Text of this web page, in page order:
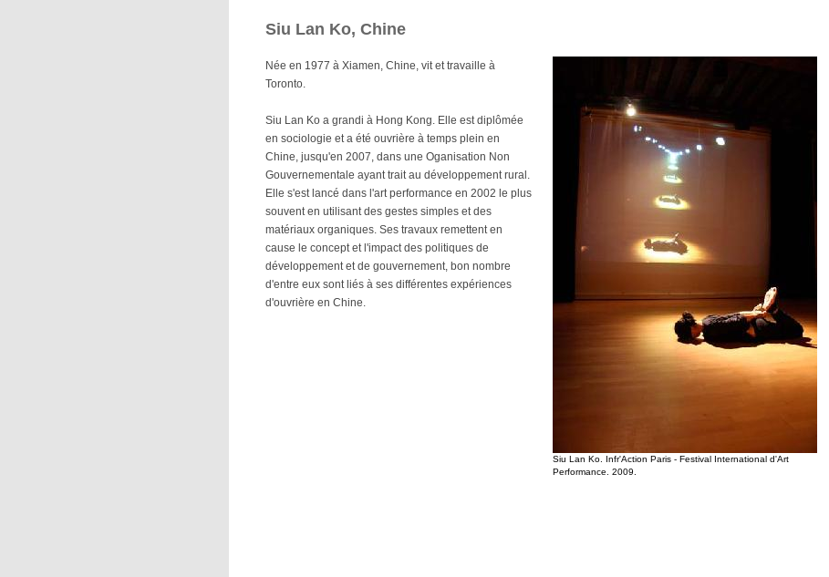
Siu Lan Ko, Chine
Née en 1977 à Xiamen, Chine, vit et travaille à
Toronto.
Siu Lan Ko a grandi à Hong Kong. Elle est diplômée
en sociologie et a été ouvrière à temps plein en
Chine, jusqu'en 2007, dans une Oganisation Non
Gouvernementale ayant trait au développement rural.
Elle s'est lancé dans l'art performance en 2002 le plus
souvent en utilisant des gestes simples et des
matériaux organiques. Ses travaux remettent en
cause le concept et l'impact des politiques de
développement et de gouvernement, bon nombre
d'entre eux sont liés à ses différentes expériences
d'ouvrière en Chine.
Siu Lan Ko. Infr'Action Paris - Festival International d'Art
Performance. 2009.